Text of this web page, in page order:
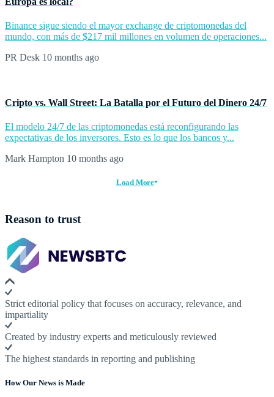
Binance sigue siendo el mayor exchange de criptomonedas del
mundo, con más de $217 mil millones en volumen de operaciones...
PR Desk 10 months ago
Cripto vs. Wall Street: La Batalla por el Futuro del Dinero 24/7
El modelo 24/7 de las criptomonedas está reconfigurando las
expectativas de los inversores. Esto es lo que los bancos y...
Mark Hampton 10 months ago
Load More
Reason to trust
Strict editorial policy that focuses on accuracy, relevance, and
impartiality
Created by industry experts and meticulously reviewed
The highest standards in reporting and publishing
How Our News is Made